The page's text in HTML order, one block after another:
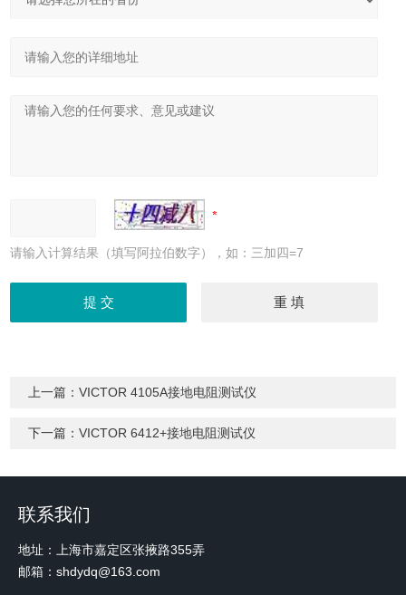
请输入计算结果（填写阿拉伯数字），如：三加四=7
上一篇：VICTOR 4105A接地电阻测试仪
下一篇：VICTOR 6412+接地电阻测试仪
联系我们
地址：上海市嘉定区张掖路355弄
邮箱：shdydq@163.com